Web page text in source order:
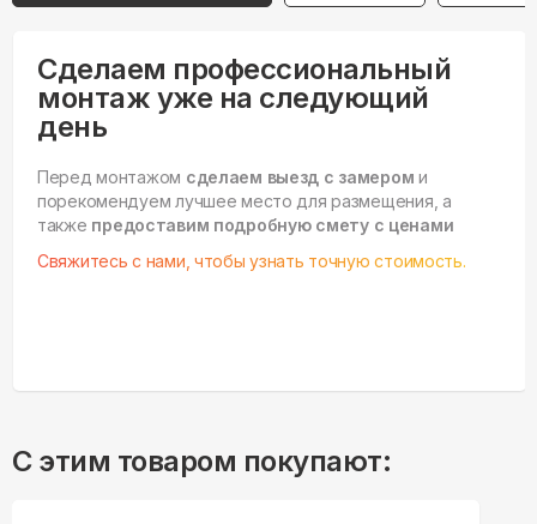
Сделаем профессиональный
монтаж уже на следующий
день
Перед монтажом сделаем выезд с замером и
порекомендуем лучшее место для размещения, а
также предоставим подробную смету с ценами
Свяжитесь с нами, чтобы узнать точную стоимость.
С этим товаром покупают: